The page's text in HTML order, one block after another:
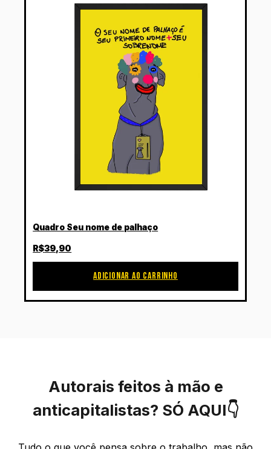
Quadro Seu nome de palhaço
R$39,90
ADICIONAR AO CARRINHO
Autorais feitos à mão e
anticapitalistas? SÓ AQUI👇